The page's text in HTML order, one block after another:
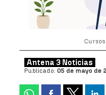
Cursos
Antena 3 Noticias
Publicado: 05 de mayo de